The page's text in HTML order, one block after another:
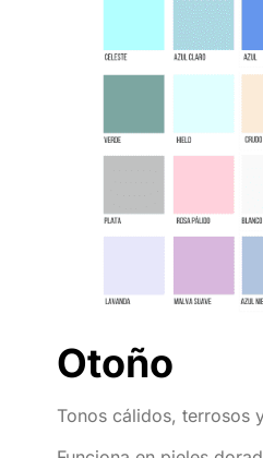
Otoño
Tonos cálidos, terrosos